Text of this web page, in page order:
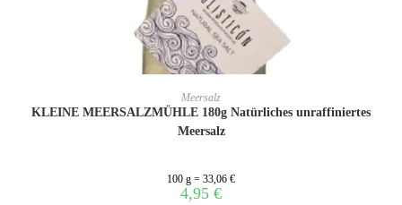
WEITERLESEN
Meersalz
KLEINE MEERSALZMÜHLE 180g Natürliches unraffiniertes
Meersalz
100 g = 33,06 €
4,95 €